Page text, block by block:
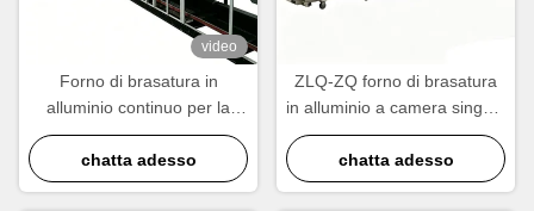
video
Forno di brasatura in
alluminio continuo per la
produzione di radiatori,
condensatori ed scambiatori
di calore
chatta adesso
ZLQ-ZQ forno di brasatura
in alluminio a camera singola
a vuoto gas-portatore ciclo
veloce di risparmio
energetico
chatta adesso